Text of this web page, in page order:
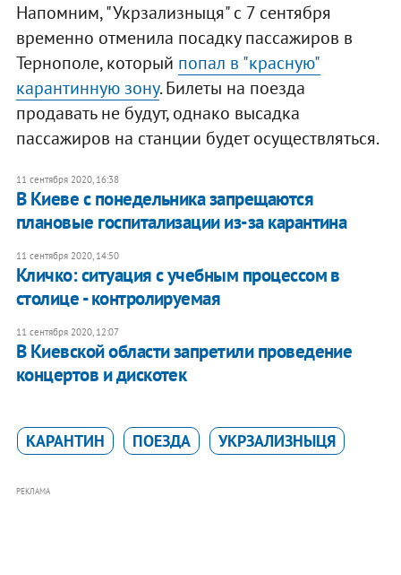
Напомним, "Укрзализныця" с 7 сентября
временно отменила посадку пассажиров в
Тернополе, который попал в "красную"
карантинную зону. Билеты на поезда
продавать не будут, однако высадка
пассажиров на станции будет осуществляться.
11 сентября 2020, 16:38
В Киеве с понедельника запрещаются
плановые госпитализации из-за карантина
11 сентября 2020, 14:50
Кличко: ситуация с учебным процессом в
столице - контролируемая
11 сентября 2020, 12:07
В Киевской области запретили проведение
концертов и дискотек
КАРАНТИН ПОЕЗДА УКРЗАЛИЗНЫЦЯ
РЕКЛАМА